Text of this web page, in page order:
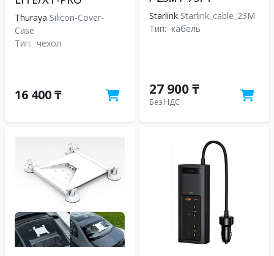
Thuraya Silicon-Cover-
Case
Тип: чехол
16 400 ₸
Starlink Starlink_cable_23M
Тип: кабель
27 900 ₸
Без НДС